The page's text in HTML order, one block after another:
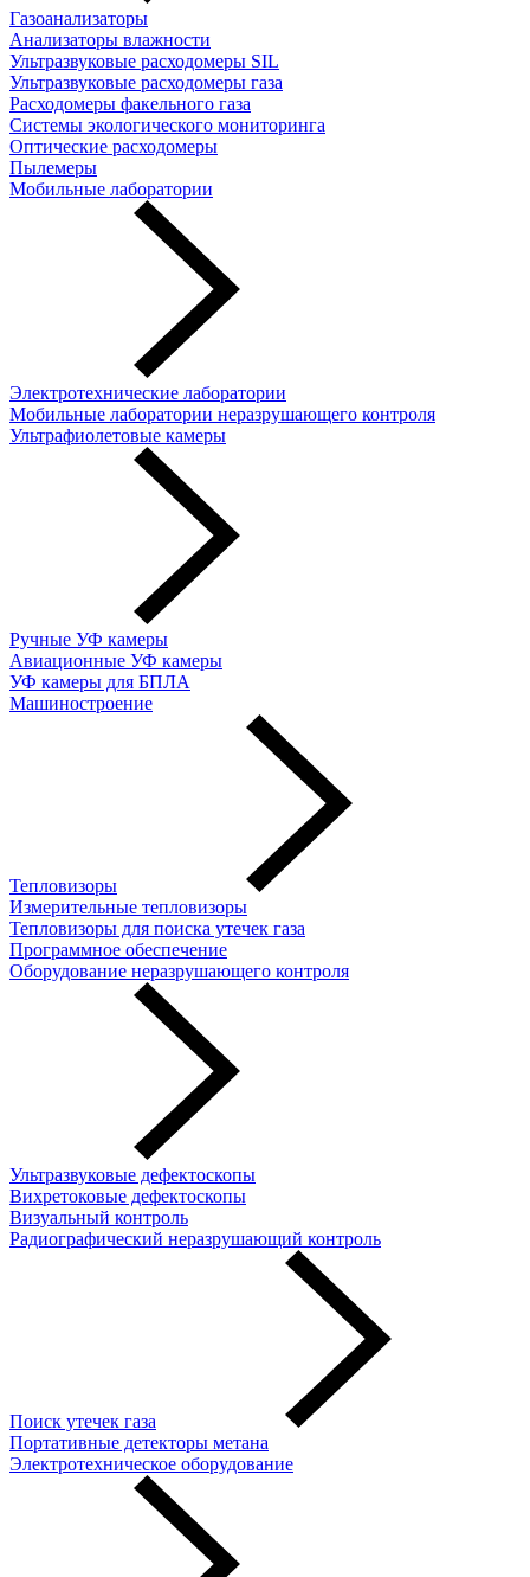
Газоанализаторы
Анализаторы влажности
Ультразвуковые расходомеры SIL
Ультразвуковые расходомеры газа
Расходомеры факельного газа
Системы экологического мониторинга
Оптические расходомеры
Пылемеры
Мобильные лаборатории
Электротехнические лаборатории
Мобильные лаборатории неразрушающего контроля
Ультрафиолетовые камеры
Ручные УФ камеры
Авиационные УФ камеры
УФ камеры для БПЛА
Машиностроение
Тепловизоры
Измерительные тепловизоры
Тепловизоры для поиска утечек газа
Программное обеспечение
Оборудование неразрушающего контроля
Ультразвуковые дефектоскопы
Вихретоковые дефектоскопы
Визуальный контроль
Радиографический неразрушающий контроль
Поиск утечек газа
Портативные детекторы метана
Электротехническое оборудование